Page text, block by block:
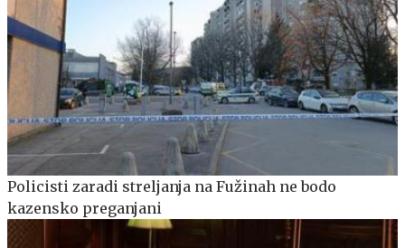
Policisti zaradi streljanja na Fužinah ne bodo
kazensko preganjani